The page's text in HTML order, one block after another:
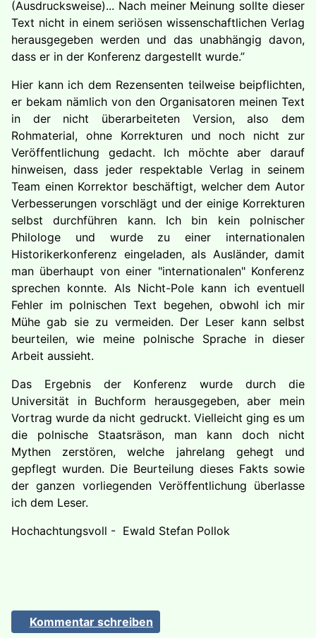
(Ausdrucksweise)... Nach meiner Meinung sollte dieser
Text nicht in einem seriösen wissenschaftlichen Verlag
herausgegeben werden und das unabhängig davon,
dass er in der Konferenz dargestellt wurde.”
Hier kann ich dem Rezensenten teilweise beipflichten,
er bekam nämlich von den Organisatoren meinen Text
in der nicht überarbeiteten Version, also dem
Rohmaterial, ohne Korrekturen und noch nicht zur
Veröffentlichung gedacht. Ich möchte aber darauf
hinweisen, dass jeder respektable Verlag in seinem
Team einen Korrektor beschäftigt, welcher dem Autor
Verbesserungen vorschlägt und der einige Korrekturen
selbst durchführen kann. Ich bin kein polnischer
Philologe und wurde zu einer internationalen
Historikerkonferenz eingeladen, als Ausländer, damit
man überhaupt von einer "internationalen" Konferenz
sprechen konnte. Als Nicht-Pole kann ich eventuell
Fehler im polnischen Text begehen, obwohl ich mir
Mühe gab sie zu vermeiden. Der Leser kann selbst
beurteilen, wie meine polnische Sprache in dieser
Arbeit aussieht.
Das Ergebnis der Konferenz wurde durch die
Universität in Buchform herausgegeben, aber mein
Vortrag wurde da nicht gedruckt. Vielleicht ging es um
die polnische Staatsräson, man kann doch nicht
Mythen zerstören, welche jahrelang gehegt und
gepflegt wurden. Die Beurteilung dieses Fakts sowie
der ganzen vorliegenden Veröffentlichung überlasse
ich dem Leser.
Hochachtungsvoll - Ewald Stefan Pollok
Kommentar schreiben